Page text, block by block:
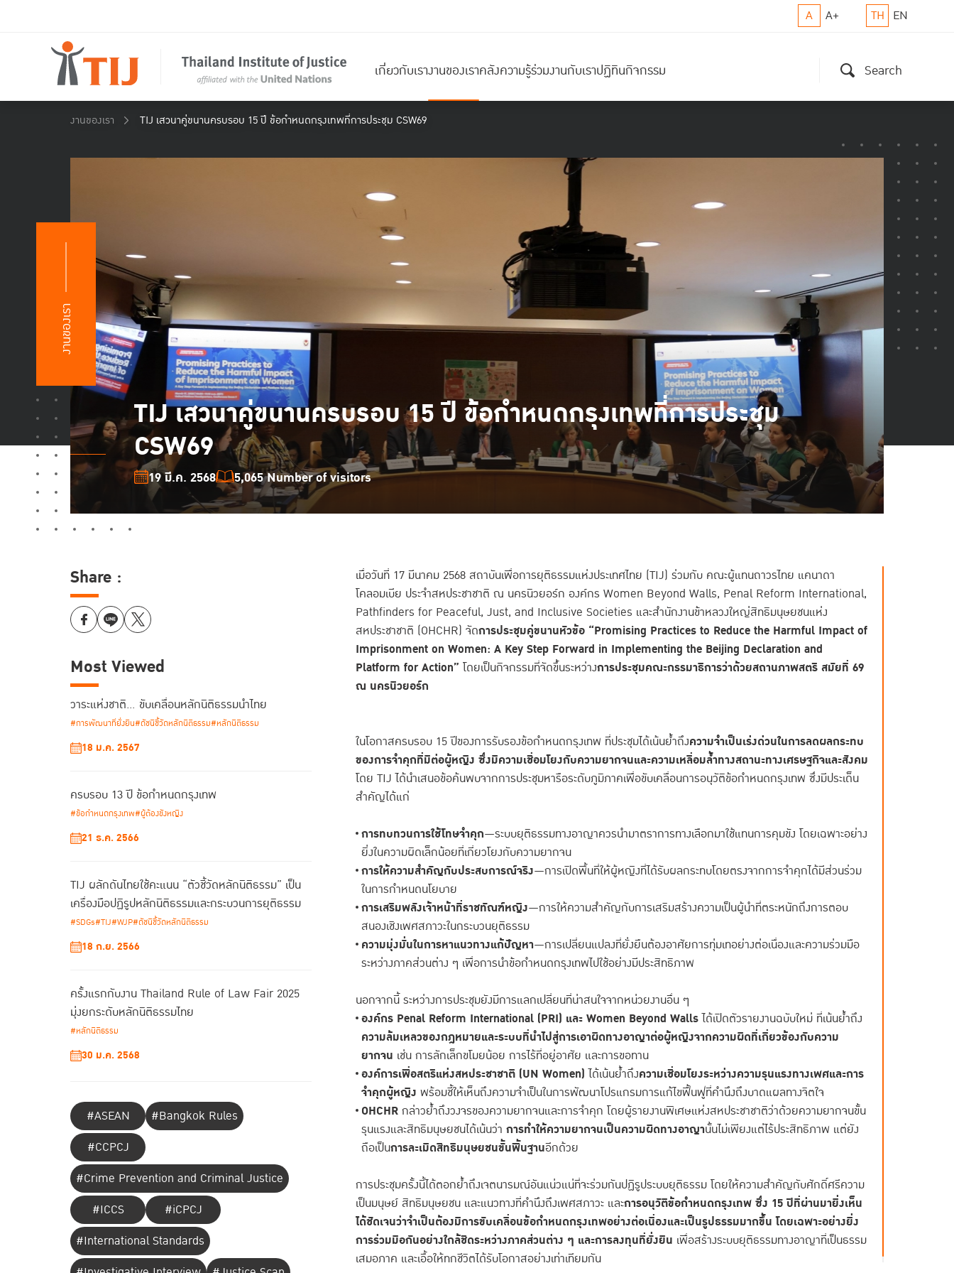
A A+ TH EN
เกี่ยวกับเรางานของเราคลังความรู้ร่วมงานกับเราปฏิทินกิจกรรม Search
งานของเรา TIJ เสวนาคู่ขนานครบรอบ 15 ปี ข้อกำหนดกรุงเทพที่การประชุม CSW69
งานของเรา
TIJ เสวนาคู่ขนานครบรอบ 15 ปี ข้อกำหนดกรุงเทพที่การประชุม
CSW69
19 มี.ค. 2568 5,065 Number of visitors
เมื่อวันที่ 17 มีนาคม 2568 สถาบันเพื่อการยุติธรรมแห่งประเทศไทย (TIJ) ร่วมกับ คณะผู้แทนถาวรไทย แคนาดา
โคลอมเบีย ประจำสหประชาชาติ ณ นครนิวยอร์ก องค์กร Women Beyond Walls, Penal Reform International,
Pathfinders for Peaceful, Just, and Inclusive Societies และสำนักงานข้าหลวงใหญ่สิทธิมนุษยชนแห่ง
สหประชาชาติ (OHCHR) จัดการประชุมคู่ขนานหัวข้อ “Promising Practices to Reduce the Harmful Impact of
Imprisonment on Women: A Key Step Forward in Implementing the Beijing Declaration and
Platform for Action” โดยเป็นกิจกรรมที่จัดขึ้นระหว่างการประชุมคณะกรรมาธิการว่าด้วยสถานภาพสตรี สมัยที่ 69
ณ นครนิวยอร์ก
ในโอกาสครบรอบ 15 ปีของการรับรองข้อกำหนดกรุงเทพ ที่ประชุมได้เน้นย้ำถึงความจำเป็นเร่งด่วนในการลดผลกระทบ
ของการจำคุกที่มีต่อผู้หญิง ซึ่งมีความเชื่อมโยงกับความยากจนและความเหลื่อมล้ำทางสถานะทางเศรษฐกิจและสังคม
โดย TIJ ได้นำเสนอข้อค้นพบจากการประชุมหารือระดับภูมิภาคเพื่อขับเคลื่อนการอนุวัติข้อกำหนดกรุงเทพ ซึ่งมีประเด็น
สำคัญได้แก่
การทบทวนการใช้โทษจำคุก—ระบบยุติธรรมทางอาญาควรนำมาตราการทางเลือกมาใช้แทนการคุมขัง โดยเฉพาะอย่าง
ยิ่งในความผิดเล็กน้อยที่เกี่ยวโยงกับความยากจน
การให้ความสำคัญกับประสบการณ์จริง—การเปิดพื้นที่ให้ผู้หญิงที่ได้รับผลกระทบโดยตรงจากการจำคุกได้มีส่วนร่วม
ในการกำหนดนโยบาย
การเสริมพลังเจ้าหน้าที่ราชทัณฑ์หญิง—การให้ความสำคัญกับการเสริมสร้างความเป็นผู้นำที่ตระหนักถึงการตอบ
สนองเชิงเพศสภาวะในกระบวนยุติธรรม
ความมุ่งมั่นในการหาแนวทางแก้ปัญหา—การเปลี่ยนแปลงที่ยั่งยืนต้องอาศัยการทุ่มเทอย่างต่อเนื่องและความร่วมมือ
ระหว่างภาคส่วนต่าง ๆ เพื่อการนำข้อกำหนดกรุงเทพไปใช้อย่างมีประสิทธิภาพ
นอกจากนี้ ระหว่างการประชุมยังมีการแลกเปลี่ยนที่น่าสนใจจากหน่วยงานอื่น ๆ
องค์กร Penal Reform International (PRI) และ Women Beyond Wallsได้เปิดตัวรายงานฉบับใหม่ ที่เน้นย้ำถึง
ความล้มเหลวของกฎหมายและระบบที่นำไปสู่การเอาผิดทางอาญาต่อผู้หญิงจากความผิดที่เกี่ยวข้องกับความ
ยากจน เช่น การลักเล็กขโมยน้อย การไร้ที่อยู่อาศัย และการขอทาน
องค์การเพื่อสตรีแห่งสหประชาชาติ (UN Women)ได้เน้นย้ำถึงความเชื่อมโยงระหว่างความรุนแรงทางเพศและการ
จำคุกผู้หญิง พร้อมชี้ให้เห็นถึงความจำเป็นในการพัฒนาโปรแกรมการแก้ไขฟื้นฟูที่คำนึงถึงบาดแผลทางจิตใจ
OHCHRกล่าวย้ำถึงวงจรของความยากจนและการจำคุก โดยผู้รายงานพิเศษแห่งสหประชาชาติว่าด้วยความยากจนขั้น
รุนแรงและสิทธิมนุษยชนได้เน้นว่า การทำให้ความยากจนเป็นความผิดทางอาญานั้นไม่เพียงแต่ไร้ประสิทธิภาพ แต่ยัง
ถือเป็นการละเมิดสิทธิมนุษยชนขั้นพื้นฐานอีกด้วย
การประชุมครั้งนี้ได้ตอกย้ำถึงเจตนารมณ์อันแน่วแน่ที่จะร่วมกันปฏิรูประบบยุติธรรม โดยให้ความสำคัญกับศักดิ์ศรีความ
เป็นมนุษย์ สิทธิมนุษยชน และแนวทางที่คำนึงถึงเพศสภาวะ และการอนุวัติข้อกำหนดกรุงเทพ ซึ่ง 15 ปีที่ผ่านมายิ่งเห็น
ได้ชัดเจนว่าจำเป็นต้องมีการขับเคลื่อนข้อกำหนดกรุงเทพอย่างต่อเนื่องและเป็นรูปธรรมมากขึ้น โดยเฉพาะอย่างยิ่ง
การร่วมมือกันอย่างใกล้ชิดระหว่างภาคส่วนต่าง ๆ และการลงทุนที่ยั่งยืน เพื่อสร้างระบบยุติธรรมทางอาญาที่เป็นธรรม
เสมอภาค และเอื้อให้ทุกชีวิตได้รับโอกาสอย่างเท่าเทียมกัน
Share :
Most Viewed
วาระแห่งชาติ… ขับเคลื่อนหลักนิติธรรมนำไทย
#การพัฒนาที่ยั่งยืน#ดัชนีชี้วัดหลักนิติธรรม#หลักนิติธรรม
18 ม.ค. 2567
ครบรอบ 13 ปี ข้อกำหนดกรุงเทพ
#ข้อกำหนดกรุงเทพ#ผู้ต้องขังหญิง
21 ธ.ค. 2566
TIJ ผลักดันไทยใช้คะแนน “ตัวชี้วัดหลักนิติธรรม” เป็น
เครื่องมือปฏิรูปหลักนิติธรรมและกระบวนการยุติธรรม
#SDGs#TIJ#WJP#ดัชนีชี้วัดหลักนิติธรรม
18 ก.ย. 2566
ครั้งแรกกับงาน Thailand Rule of Law Fair 2025
มุ่งยกระดับหลักนิติธรรมไทย
#หลักนิติธรรม
30 ม.ค. 2568
#ASEAN
#Bangkok Rules
#CCPCJ
#Crime Prevention and Criminal Justice
#ICCS
#iCPCJ
#International Standards